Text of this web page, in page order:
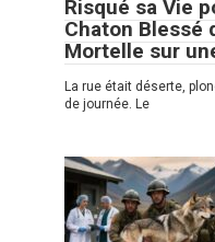
Risqué sa Vie
Chaton Blessé
Mortelle sur
La rue était déserte,
de journée. Le